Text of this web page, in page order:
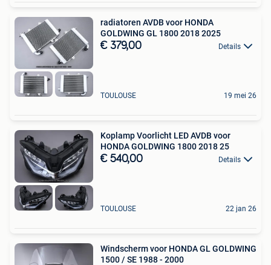
radiatoren AVDB voor HONDA
GOLDWING GL 1800 2018 2025
€ 379,00 Details
TOULOUSE 19 mei 26
Koplamp Voorlicht LED AVDB voor
HONDA GOLDWING 1800 2018 25
€ 540,00 Details
TOULOUSE 22 jan 26
Windscherm voor HONDA GL GOLDWING
1500 / SE 1988 - 2000